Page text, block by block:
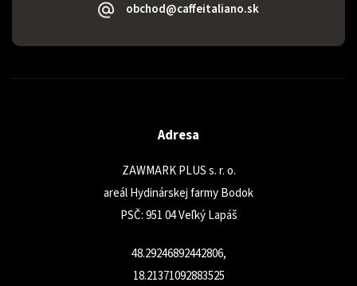
obchod@caffeitaliano.sk
Adresa
ZAWMARK PLUS s. r. o.
areál Hydinárskej farmy Bodok
PSČ: 951 04 Veľký Lapáš
48.29246892442806,
18.21371092883525